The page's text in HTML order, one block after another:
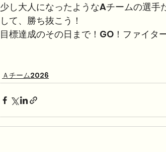
少し大人になったようなAチームの選
して、勝ち抜こう！
目標達成のその日まで！GO！ファイタ
Ａチーム2026